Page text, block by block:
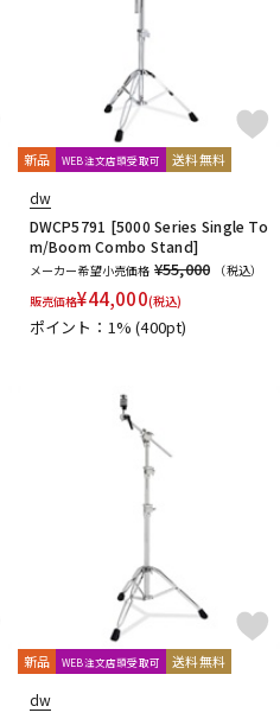
新品 WEB注文店頭受取可 送料無料
dw
DWCP5791 [5000 Series Single To
m/Boom Combo Stand]
メーカー希望小売価格 ¥55,000
（税込）
販売価格¥44,000(税込)
ポイント：1%(400pt)
新品 WEB注文店頭受取可 送料無料
dw